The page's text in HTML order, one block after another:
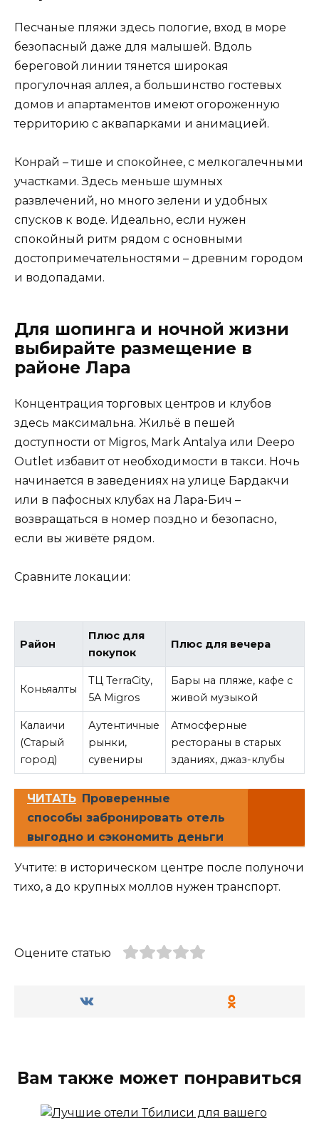
Песчаные пляжи здесь пологие, вход в море
безопасный даже для малышей. Вдоль
береговой линии тянется широкая
прогулочная аллея, а большинство гостевых
домов и апартаментов имеют огороженную
территорию с аквапарками и анимацией.
Конрай – тише и спокойнее, с мелкогалечными
участками. Здесь меньше шумных
развлечений, но много зелени и удобных
спусков к воде. Идеально, если нужен
спокойный ритм рядом с основными
достопримечательностями – древним городом
и водопадами.
Для шопинга и ночной жизни
выбирайте размещение в
районе Лара
Концентрация торговых центров и клубов
здесь максимальна. Жильё в пешей
доступности от Migros, Mark Antalya или Deepo
Outlet избавит от необходимости в такси. Ночь
начинается в заведениях на улице Бардакчи
или в пафосных клубах на Лара-Бич –
возвращаться в номер поздно и безопасно,
если вы живёте рядом.
Сравните локации:
Район
Плюс для
покупок
Плюс для вечера
Коньяалты
ТЦ TerraCity,
5A Migros
Бары на пляже, кафе с
живой музыкой
Калаичи
(Старый
город)
Аутентичные
рынки,
сувениры
Атмосферные
рестораны в старых
зданиях, джаз-клубы
ЧИТАТЬ Проверенные
способы забронировать отель
выгодно и сэкономить деньги
Учтите: в историческом центре после полуночи
тихо, а до крупных моллов нужен транспорт.
Оцените статью
Вам также может понравиться